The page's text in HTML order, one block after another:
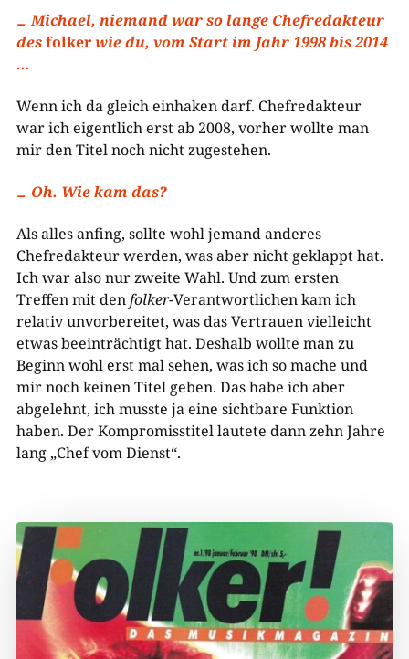
Michael, niemand war so lange Chefredakteur
desfolkerwie du, vom Start im Jahr 1998 bis 2014
…
Wenn ich da gleich einhaken darf. Chefredakteur
war ich eigentlich erst ab 2008, vorher wollte man
mir den Titel noch nicht zugestehen.
Oh. Wie kam das?
Als alles anfing, sollte wohl jemand anderes
Chefredakteur werden, was aber nicht geklappt hat.
Ich war also nur zweite Wahl. Und zum ersten
Treffen mit denfolker-Verantwortlichen kam ich
relativ unvorbereitet, was das Vertrauen vielleicht
etwas beeinträchtigt hat. Deshalb wollte man zu
Beginn wohl erst mal sehen, was ich so mache und
mir noch keinen Titel geben. Das habe ich aber
abgelehnt, ich musste ja eine sichtbare Funktion
haben. Der Kompromisstitel lautete dann zehn Jahre
lang „Chef vom Dienst“.